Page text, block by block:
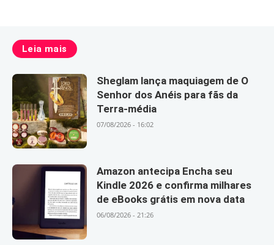
Leia mais
Sheglam lança maquiagem de O
Senhor dos Anéis para fãs da
Terra-média
07/08/2026 - 16:02
Amazon antecipa Encha seu
Kindle 2026 e confirma milhares
de eBooks grátis em nova data
06/08/2026 - 21:26